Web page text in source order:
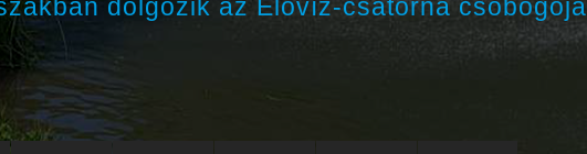
dolgozik az Élővíz-csatorna csobogója